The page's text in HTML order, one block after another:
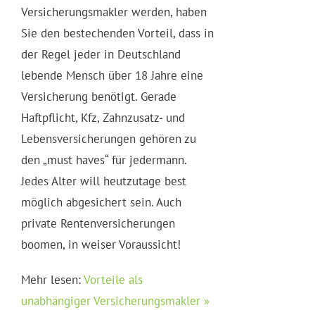
Versicherungsmakler werden, haben
Sie den bestechenden Vorteil, dass in
der Regel jeder in Deutschland
lebende Mensch über 18 Jahre eine
Versicherung benötigt. Gerade
Haftpflicht, Kfz, Zahnzusatz- und
Lebensversicherungen gehören zu
den „must haves“ für jedermann.
Jedes Alter will heutzutage best
möglich abgesichert sein. Auch
private Rentenversicherungen
boomen, in weiser Voraussicht!
Mehr lesen:Vorteile als
unabhängiger Versicherungsmakler »